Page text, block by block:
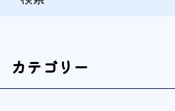
カテゴリー